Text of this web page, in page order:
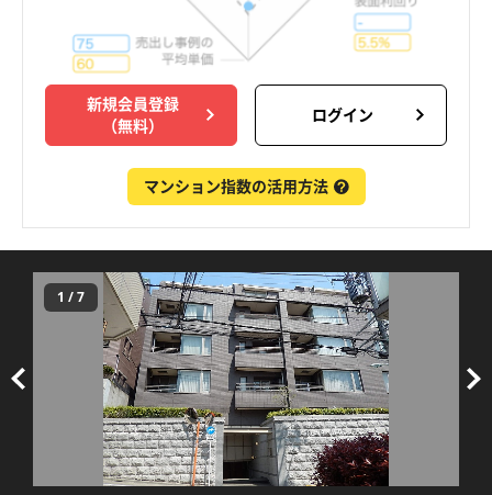
新規会員登録
（無料）
ログイン
マンション指数の活用方法
1 /7